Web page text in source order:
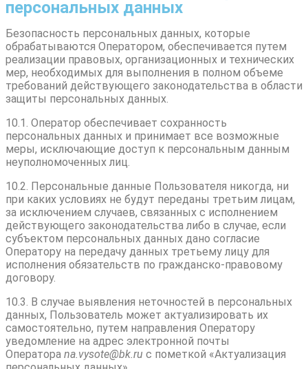
персональных данных
Безопасность персональных данных, которые
обрабатываются Оператором, обеспечивается путем
реализации правовых, организационных и технических
мер, необходимых для выполнения в полном объеме
требований действующего законодательства в области
защиты персональных данных.
10.1. Оператор обеспечивает сохранность
персональных данных и принимает все возможные
меры, исключающие доступ к персональным данным
неуполномоченных лиц.
10.2. Персональные данные Пользователя никогда, ни
при каких условиях не будут переданы третьим лицам,
за исключением случаев, связанных с исполнением
действующего законодательства либо в случае, если
субъектом персональных данных дано согласие
Оператору на передачу данных третьему лицу для
исполнения обязательств по гражданско-правовому
договору.
10.3. В случае выявления неточностей в персональных
данных, Пользователь может актуализировать их
самостоятельно, путем направления Оператору
уведомление на адрес электронной почты
Оператора na.vysote@bk.ru с пометкой «Актуализация